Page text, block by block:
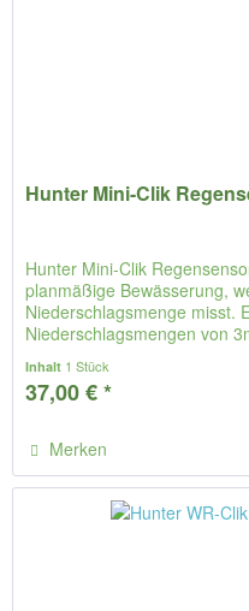
Hunter Mini-Clik
Hunter Mini-Clik
planmäßige Bewässerung,
Niederschlagsmenge misst.
Niederschlagsmengen von
Inhalt 1 Stück
37,00 € *
Merken